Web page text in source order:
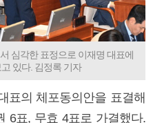
심각한 표정으로 이재명 대표에
있다. 김정록 기자
표의 체포동의안을 표결해
6표, 무효 4표로 가결했다.